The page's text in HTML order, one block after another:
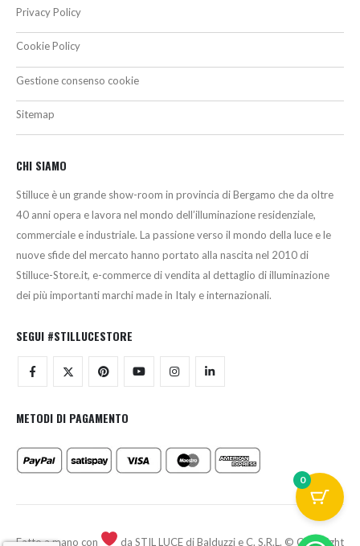
Privacy Policy
Cookie Policy
Gestione consenso cookie
Sitemap
CHI SIAMO
Stilluce è un grande show-room in provincia di Bergamo che da oltre
40 anni opera e lavora nel mondo dell’illuminazione residenziale,
commerciale e industriale. La passione verso il mondo della luce e le
nuove sfide del mercato hanno portato alla nascita nel 2010 di
Stilluce-Store.it, e-commerce di vendita al dettaglio di illuminazione
dei più importanti marchi made in Italy e internazionali.
SEGUI #STILLUCESTORE
METODI DI PAGAMENTO
Fatto a mano con da STIL LUCE di Balduzzi e C. S.R.L. © Copyright
0